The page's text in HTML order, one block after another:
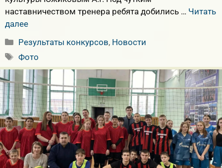
наставничеством тренера ребята добились … Читать
далее
Рубрики
Результаты конкурсов, Новости
Метки
Фото